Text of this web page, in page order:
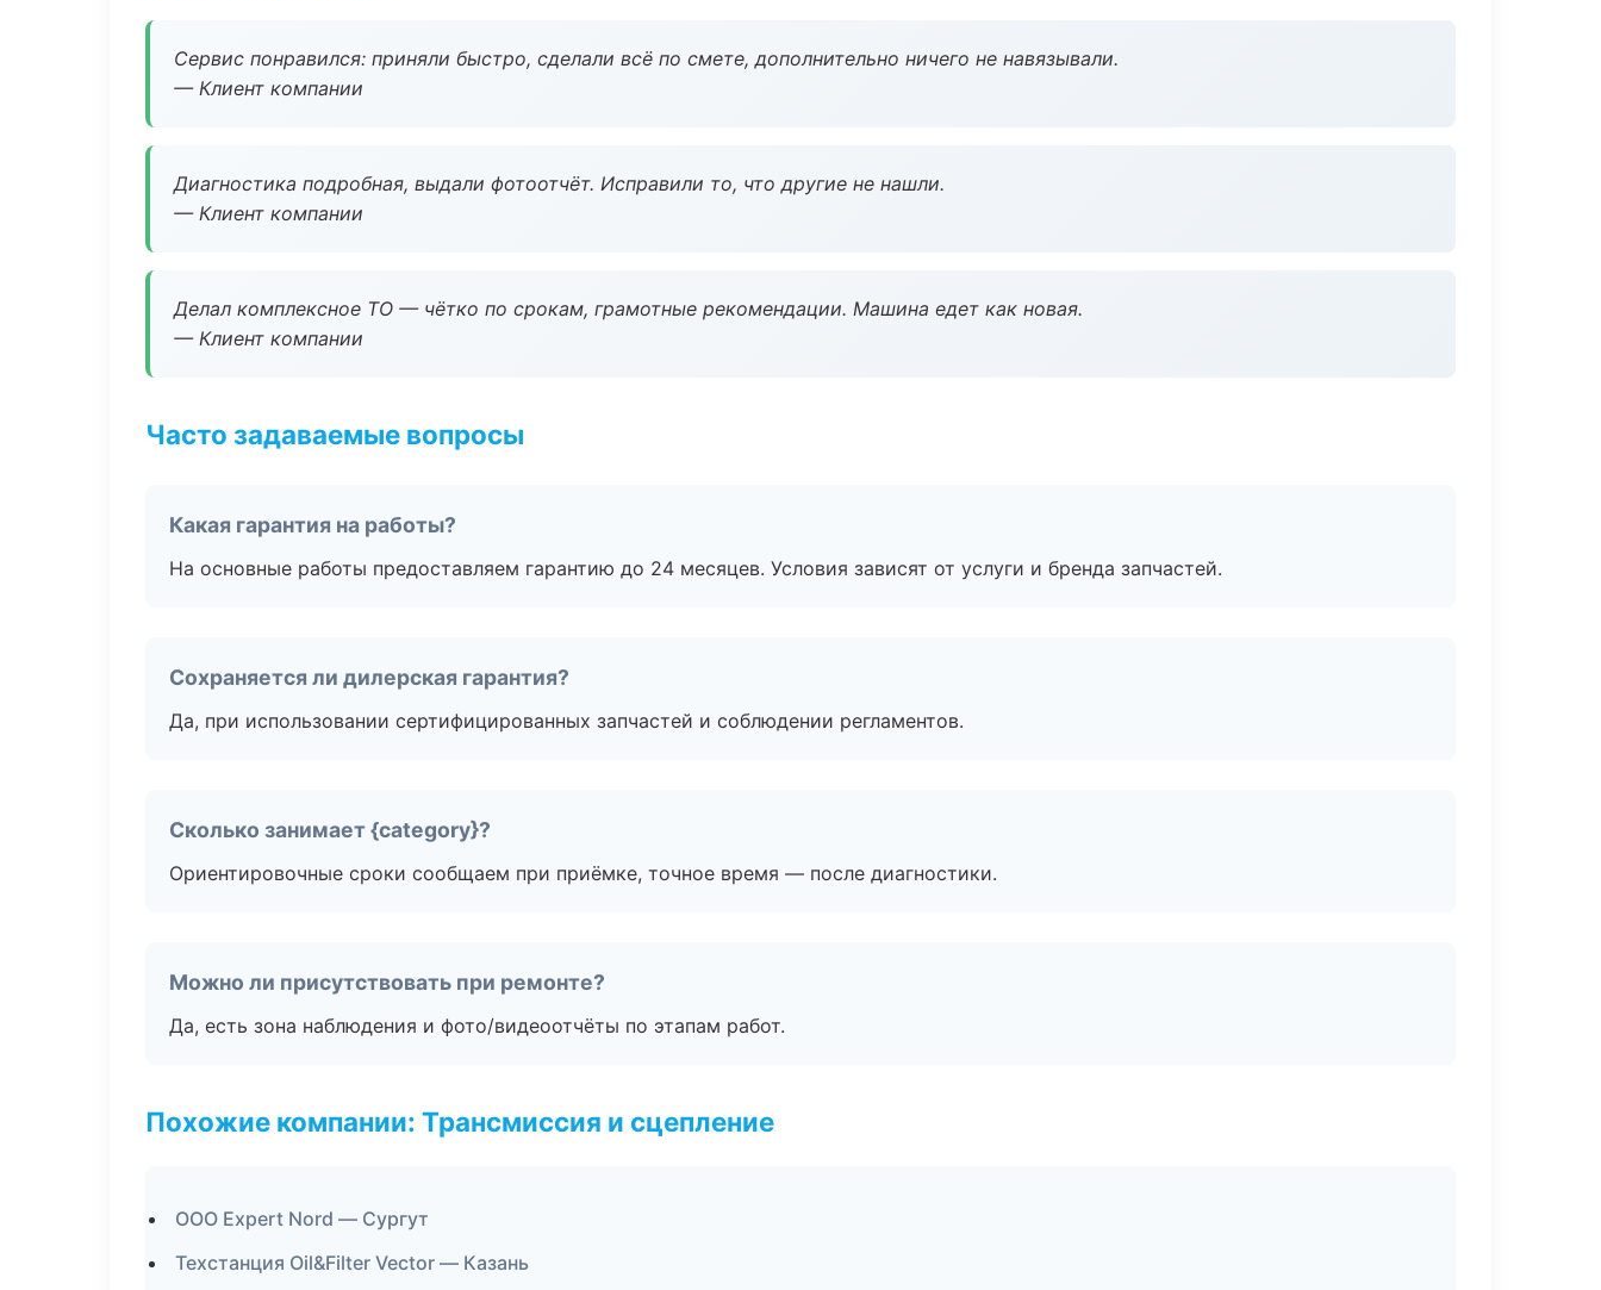
Сервис понравился: приняли быстро, сделали всё по смете, дополнительно ничего не навязывали.
— Клиент компании
Диагностика подробная, выдали фотоотчёт. Исправили то, что другие не нашли.
— Клиент компании
Делал комплексное ТО — чётко по срокам, грамотные рекомендации. Машина едет как новая.
— Клиент компании
Часто задаваемые вопросы
Какая гарантия на работы?
На основные работы предоставляем гарантию до 24 месяцев. Условия зависят от услуги и бренда запчастей.
Сохраняется ли дилерская гарантия?
Да, при использовании сертифицированных запчастей и соблюдении регламентов.
Сколько занимает {category}?
Ориентировочные сроки сообщаем при приёмке, точное время — после диагностики.
Можно ли присутствовать при ремонте?
Да, есть зона наблюдения и фото/видеоотчёты по этапам работ.
Похожие компании: Трансмиссия и сцепление
ООО Expert Nord — Сургут
Техстанция Oil&Filter Vector — Казань